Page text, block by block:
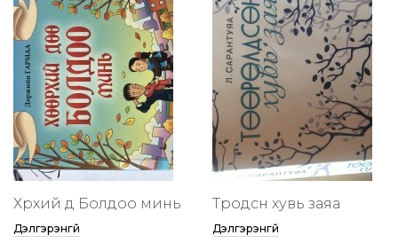
Хөөрхий дөө Болдоо минь
Дэлгэрэнгүй
Төөрөодсөн хувь заяа
Дэлгэрэнгүй